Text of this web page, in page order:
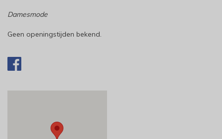
Damesmode
Geen openingstijden bekend.